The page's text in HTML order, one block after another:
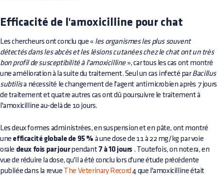
Efficacité de l'amoxicilline pour chat
Les chercheurs ont conclu que « les organismes les plus souvent
détectés dans les abcès et les lésions cutanées chez le chat ont un très
bon profil de susceptibilité à l'amoxicilline», car tous les cas ont montré
une amélioration à la suite du traitement. Seul un cas infecté parBacillus
subtilisa nécessité le changement de l'agent antimicrobien après 7 jours
de traitement et quatre autres cas ont dû poursuivre le traitement à
l'amoxicilline au-delà de 10 jours.
Les deux formes administrées, en suspension et en pâte, ont montré
une efficacité globale de 95 % à une dose de 11 à 22 mg/kg par voie
orale deux fois par jourpendant 7 à 10 jours . Toutefois, on notera, en
vue de réduire la dose, qu'il a été conclu lors d'une étude précédente
publiée dans la revue The Veterinary Record 4 que l'amoxicilline était